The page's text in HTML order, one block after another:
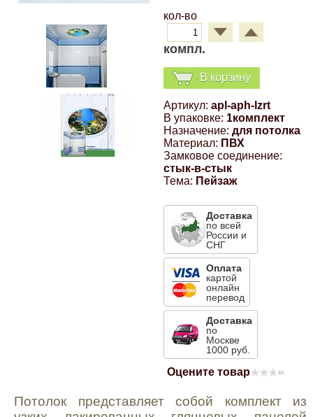
кол-во
компл.
В корзину
Артикул: apl-aph-lzrt
В упаковке: 1комплект
Назначение: для потолка
Материал: ПВХ
Замковое соединение:
стык-в-стык
Тема: Пейзаж
Доставка
по всей
России и
СНГ
Оплата
картой
онлайн
перевод
Доставка
по
Москве
1000 руб.
Оцените товар (0)
Потолок представляет собой комплект из
Компрессионные фитинги Poliext
Hyundai
Renault
Флуоресцентные краски
Шпатлевки, штукатурки
Эмали универсальные акриловые
Грунтовки, защитные лаки
Магнитные панели на холодильник